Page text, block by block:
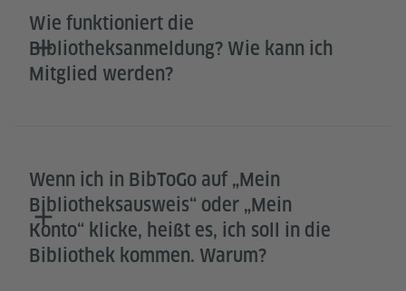
Wie funktioniert die
Bibliotheksanmeldung? Wie kann ich
Mitglied werden?
Wenn ich in BibToGo auf „Mein
Bibliotheksausweis“ oder „Mein
Konto“ klicke, heißt es, ich soll in die
Bibliothek kommen. Warum?